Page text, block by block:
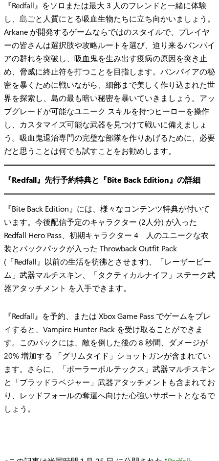
『Redfall』をソロまたは最大 3 人のフレンドと一緒に体験
し、島ごと人質にとる吸血生物たちに立ち向かいましょう。
Arkane が開発するゲームならではのスタイルで、プレイヤ
ーの皆さんは選択肢や攻略ルートを選び、迫り来るバンパイ
アの群れを突破し、吸血鬼を生み出す疫病の原因を突き止
め、脅威に終止符を打つことを目指します。バンパイアの秘
密を暴くために戦いながら、細部まで美しく作り込まれた世
界を探索し、島の最も暗い秘密を暴いていきましょう。アッ
プグレードが可能なユニーク スキルを持つヒーローを操作
し、カスタマイズ可能な武器を見つけて戦いに備えましょ
う。吸血鬼退治専門の完璧な部隊を作りあげるために、必要
だと思うことは何でも試すことをお勧めします。
『Redfall』先行予約特典と『Bite Back Edition』の詳細
『Bite Back Edition』には、様々なコンテンツ特典が付いて
います。今後配信予定のキャラクター (2人分) が入った
Redfall Hero Pass、初期キャラクター 4 人のユニークな衣
装とバックパックが入った Throwback Outfit Pack
(『Redfall』以前の生活を彷彿とさせます)、「レーザービー
ム」武器マルチスキン、「タクティカルナイフ」ステーク武
器アタッチメント を入手できます。
『Redfall』を予約、または Xbox Game Pass でゲームをプレ
イすると、Vampire Hunter Pack を受け取ることができま
す。このパックには、敵を倒した後の 8 秒間、ダメージが
20% 増加する 「グリムタイド」ショットガンが含まれてい
ます。さらに、「ポーラーボルテックス」武器マルチスキン
と「ブラッドラベジャー」武器アタッチメントも含まれてお
り、レッドフォールの奪還へ向けた心強いサポートとなるで
しょう。